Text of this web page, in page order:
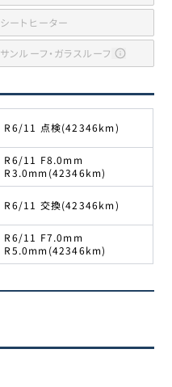
シートヒーター
サンルーフ・ガラスルーフ
R6/11 点検(42346km)
R6/11 F8.0mm
R3.0mm(42346km)
R6/11 交換(42346km)
R6/11 F7.0mm
R5.0mm(42346km)